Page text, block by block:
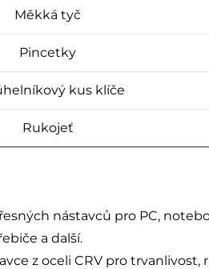
Měkká tyč
Pincetky
kus klíče
Rukojeť
nástavců pro PC,
a další.
z oceli CRV pro